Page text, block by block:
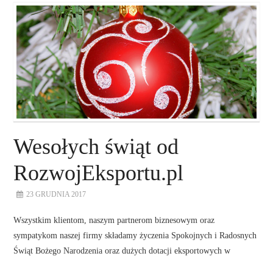
O NAS
NASZE USŁUGI
DORADZTWO
KONTAKT
Wesołych świąt od
RozwojEksportu.pl
23 GRUDNIA 2017
Wszystkim klientom, naszym partnerom biznesowym oraz
sympatykom naszej firmy składamy życzenia Spokojnych i Radosnych
Świąt Bożego Narodzenia oraz dużych dotacji eksportowych w